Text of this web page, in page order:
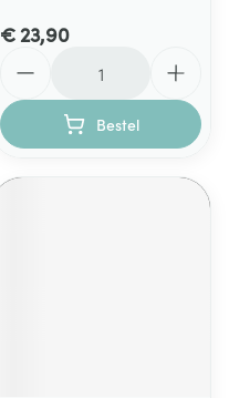
€ 23,90
Bestel